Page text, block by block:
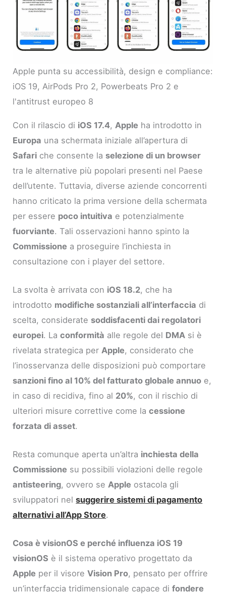
Apple punta su accessibilità, design e compliance:
iOS 19, AirPods Pro 2, Powerbeats Pro 2 e
l'antitrust europeo 8
Con il rilascio di iOS 17.4, Apple ha introdotto in
Europa una schermata iniziale all’apertura di
Safari che consente la selezione di un browser
tra le alternative più popolari presenti nel Paese
dell’utente. Tuttavia, diverse aziende concorrenti
hanno criticato la prima versione della schermata
per essere poco intuitiva e potenzialmente
fuorviante. Tali osservazioni hanno spinto la
Commissione a proseguire l’inchiesta in
consultazione con i player del settore.
La svolta è arrivata con iOS 18.2, che ha
introdotto modifiche sostanziali all’interfaccia di
scelta, considerate soddisfacenti dai regolatori
europei. Laconformità alle regole del DMA si è
rivelata strategica per Apple, considerato che
l’inosservanza delle disposizioni può comportare
sanzioni fino al 10% del fatturato globale annuo e,
in caso di recidiva, fino al 20%, con il rischio di
ulteriori misure correttive come lacessione
forzata di asset.
Resta comunque aperta un’altra inchiesta della
Commissione su possibili violazioni delle regole
antisteering, ovvero seApple ostacola gli
sviluppatori nelsuggerire sistemi di pagamento
alternativi all’App Store.
Cosa è visionOS e perché influenza iOS 19
visionOS è il sistema operativo progettato da
Apple per il visoreVision Pro, pensato per offrire
un’interfaccia tridimensionale capace difondere